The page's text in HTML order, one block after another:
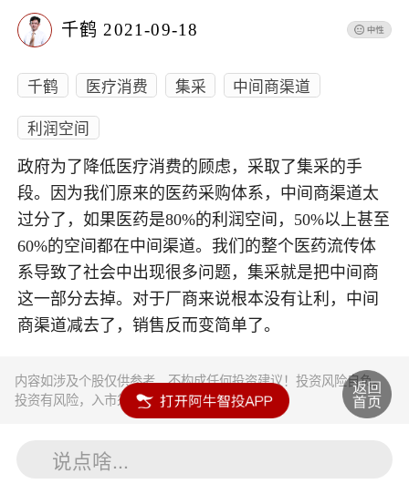
千鹤 2021-09-18
千鹤 医疗消费 集采
中间商渠道
利润空间
政府为了降低医疗消费的顾虑，采取了集采的手
段。因为我们原来的医药采购体系，中间商渠道太
过分了，如果医药是80%的利润空间，50%以上甚至
60%的空间都在中间渠道。我们的整个医药流传体
系导致了社会中出现很多问题，集采就是把中间商
这一部分去掉。对于厂商来说根本没有让利，中间
商渠道减去了，销售反而变简单了。
内容如涉及个股仅供参考，不构成任何投资建议！投资风险自负。
投资有风险，入市须谨慎。
说点啥...